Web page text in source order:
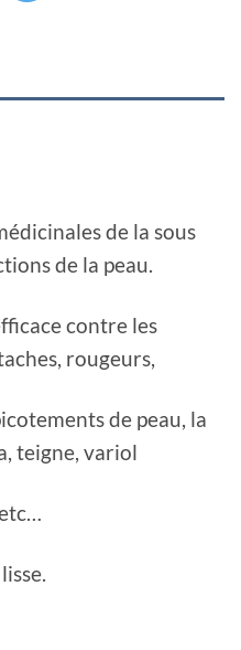
de la sous
de la peau.
contre les
rougeurs,
de peau, la
teigne, variol